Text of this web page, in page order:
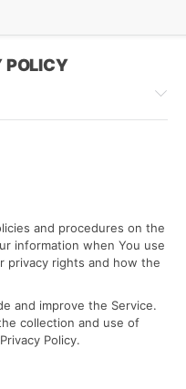
POLICY
and procedures on the
information when You use
privacy rights and how the
and improve the Service.
collection and use of
Policy.